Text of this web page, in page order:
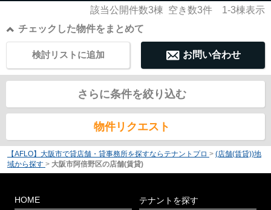
該当公開件数3棟 空き数3件 1-3棟表示
チェックした物件をまとめて
お問い合わせ
検討リストに追加
さらに条件を絞り込む
物件リクエスト
【AFLO】大阪市で貸店舗・貸事務所を探すならテナントプロ > (店舗(賃貸))地
域から探す > 大阪市阿倍野区の店舗(賃貸)
HOME テナントを探す